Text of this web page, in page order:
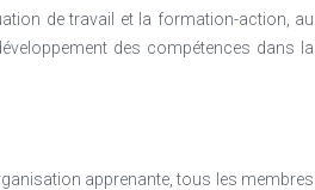
formations de professeurs et
se traduit dans une responsabilité
moyens collaboratifs centrés sur
plus appropriées tant pour les
de travail et la formation-action, au
des compétences dans la
apprenante, tous les membres